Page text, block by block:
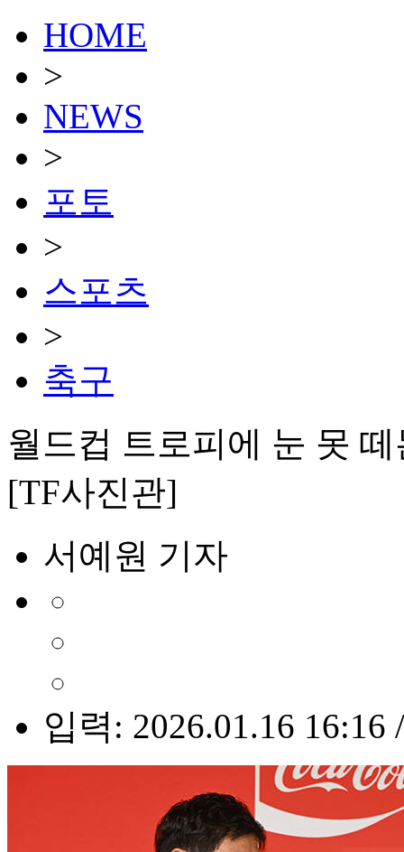
HOME
>
NEWS
>
포토
>
스포츠
>
축구
월드컵 트로피에 눈 못
[TF사진관]
서예원 기자
입력: 2026.01.16 16:16